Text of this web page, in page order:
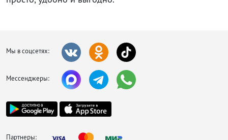
Мы в соцсетях:
Мессенджеры:
Партнеры: